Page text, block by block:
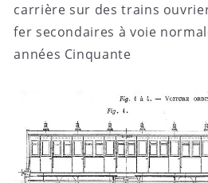
carrière sur des trains
fer secondaires à voie
années Cinquante